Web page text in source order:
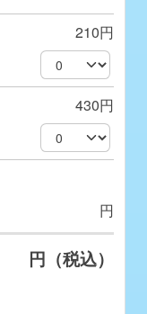
210円
430円
円
円（税込）